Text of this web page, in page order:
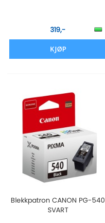
319,-
KJØP
Blekkpatron CANON PG-540
SVART